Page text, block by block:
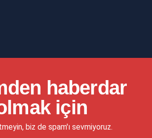
haberdar
için
biz de spam'ı sevmiyoruz.